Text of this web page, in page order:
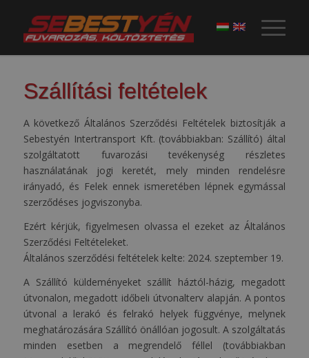
Szállítási feltételek
A következő Általános Szerződési Feltételek biztosítják a
Sebestyén Intertransport Kft. (továbbiakban: Szállító) által
szolgáltatott fuvarozási tevékenység részletes
használatának jogi keretét, mely minden rendelésre
irányadó, és Felek ennek ismeretében lépnek egymással
szerződéses jogviszonyba.
Ezért kérjük, figyelmesen olvassa el ezeket az Általános
Szerződési Feltételeket.
Általános szerződési feltételek kelte: 2024. szeptember 19.
A Szállító küldeményeket szállít háztól-házig, megadott
útvonalon, megadott időbeli útvonalterv alapján. A pontos
útvonal a lerakó és felrakó helyek függvénye, melynek
meghatározására Szállító önállóan jogosult. A szolgáltatás
minden esetben a megrendelő féllel (továbbiakban